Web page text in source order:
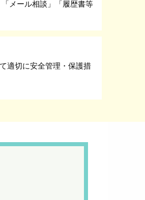
メール相談」「履歴書等
適切に安全管理・保護措